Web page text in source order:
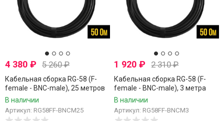
4 380 ₽ 5 260₽
Кабельная сборка RG-58 (F-
female - BNC-male), 25 метров
В наличии
Артикул: RG58FF-BNCM25
1 920₽ 2 310₽
Кабельная сборка RG-58 (F-
female - BNC-male), 3 метра
В наличии
Артикул: RG58FF-BNCM3